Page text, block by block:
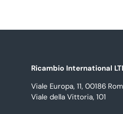
Ricambio International
Viale Europa, 11, 00186
Viale della Vittoria, 101